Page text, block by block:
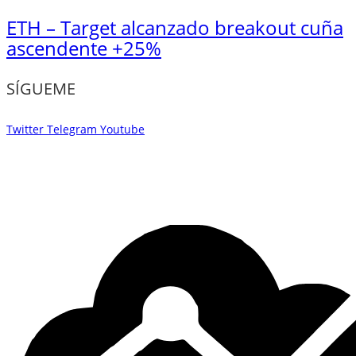
ETH – Target alcanzado breakout cuña
ascendente +25%
SÍGUEME
Twitter Telegram Youtube